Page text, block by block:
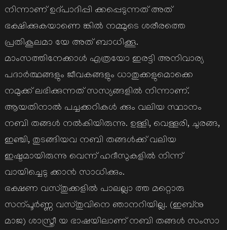
നിന്നാണ് ഉദ്പാദിപ്പി ക്കപ്പെടുന്നത് അത്
ഭക്ഷിക്കുകയാണെ ങ്കില്‍ നമ്മുടെ ശരീരത്തെ
പ്രതികൂലമാ യേ അത് ബാധിക്കൂ.
മാംസത്തിനേക്കാള്‍ എത്രയോ ഇരട്ടി അനിവാര്യ
പദാര്‍ത്ഥങ്ങളും ജീവകങ്ങളും ധാതുക്കളുമൊക്കെ
നമുക്ക് ലഭിക്കുന്നത് സസ്യങ്ങളില്‍ നിന്നാണ്.
ആയതിനാല്‍ പച്ചക്കറികള്‍ ക്കും വലിയ സ്ഥാനം
നബി തങ്ങള്‍ നല്‍കിയിരുന്നു. ഉള്ളി, വെള്ളരി, ചുരങ്ങ,
ഇഞ്ചി, തുടങ്ങിയവ നബി തങ്ങള്‍ക്ക് വലിയ
ഇഷ്ടമായിരുന്നു വെന്ന് ഹദീസുകളില്‍ നിന്ന്
വായിച്ചെടു ക്കാന്‍ സാധിക്കും.
ഭക്ഷണ വസ്തുക്കളില്‍ പാലല്ലാ ത്ത മറ്റൊരു
സന്പൂര്‍ണ്ണ വസ്തുവിനെ ഞാനറിയില്ല. (ഇബ്നു
മാജ) ശാസ്ത്രീ യ ഭാഷയിലാണ് നബി തങ്ങള്‍ സംസാ